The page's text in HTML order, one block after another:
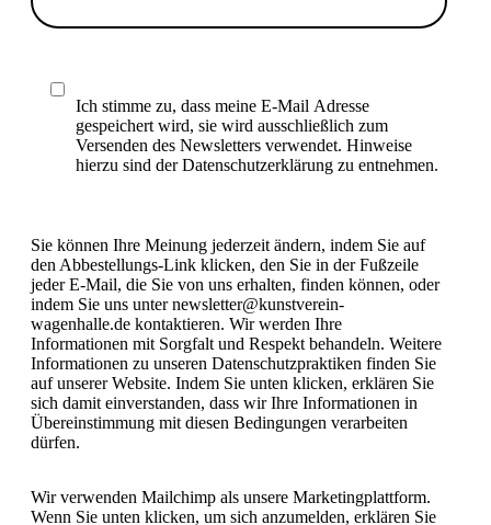
Ich stimme zu, dass meine E-Mail Adresse
gespeichert wird, sie wird ausschließlich zum
Versenden des Newsletters verwendet. Hinweise
hierzu sind der Datenschutzerklärung zu entnehmen.
Sie können Ihre Meinung jederzeit ändern, indem Sie auf
den Abbestellungs-Link klicken, den Sie in der Fußzeile
jeder E-Mail, die Sie von uns erhalten, finden können, oder
indem Sie uns unter newsletter@kunstverein-
wagenhalle.de kontaktieren. Wir werden Ihre
Informationen mit Sorgfalt und Respekt behandeln. Weitere
Informationen zu unseren Datenschutzpraktiken finden Sie
auf unserer Website. Indem Sie unten klicken, erklären Sie
sich damit einverstanden, dass wir Ihre Informationen in
Übereinstimmung mit diesen Bedingungen verarbeiten
dürfen.
Wir verwenden Mailchimp als unsere Marketingplattform.
Wenn Sie unten klicken, um sich anzumelden, erklären Sie